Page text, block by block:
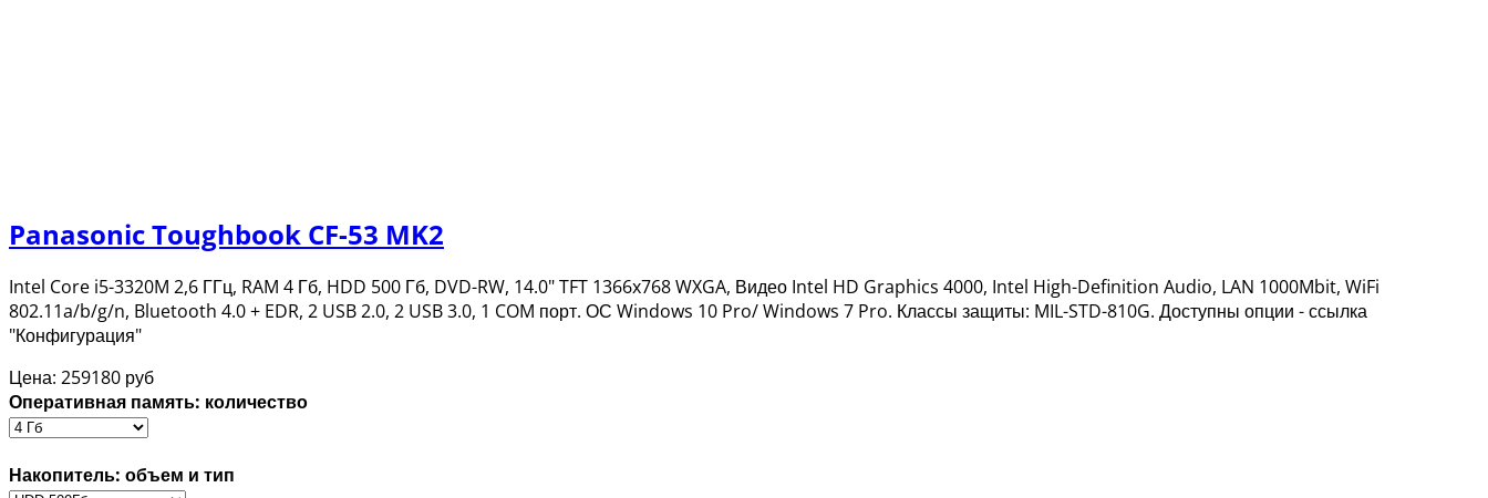
Panasonic Toughbook CF-53 MK2
Intel Core i5-3320M 2,6 ГГц, RAM 4 Гб, HDD 500 Гб, DVD-RW, 14.0" TFT 1366x768 WXGA, Видео Intel HD Graphics 4000, Intel High-Definition Audio, LAN 1000Mbit, WiFi
802.11a/b/g/n, Bluetooth 4.0 + EDR, 2 USB 2.0, 2 USB 3.0, 1 COM порт. ОС Windows 10 Pro/ Windows 7 Pro. Классы защиты: MIL-STD-810G. Доступны опции - ссылка
"Конфигурация"
Цена: 259180 руб
Оперативная память: количество
Накопитель: объем и тип